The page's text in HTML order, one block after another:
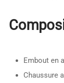
Embout en
Chaussure